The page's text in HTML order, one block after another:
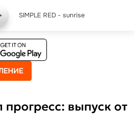
SIMPLE RED - sunrise
выпуск от